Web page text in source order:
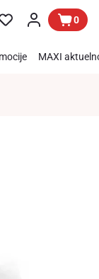
0
MAXI